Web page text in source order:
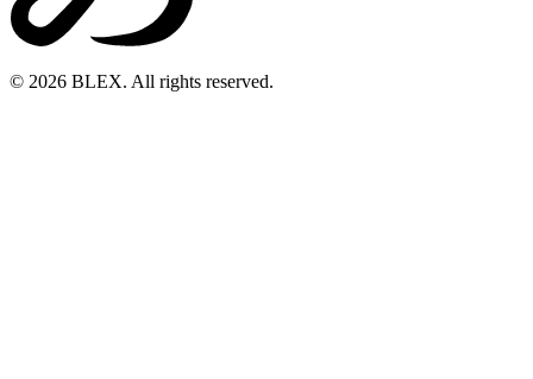
© 2026 BLEX. All rights reserved.